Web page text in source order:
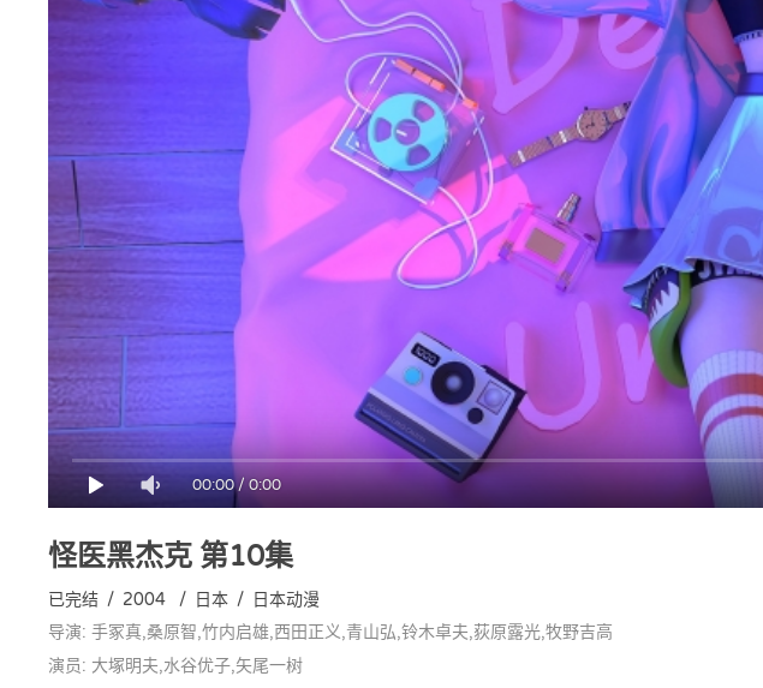
00:00/0:00
怪医黑杰克 第10集
已完结 / 2004 / 日本 / 日本动漫
导演: 手冢真,桑原智,竹内启雄,西田正义,青山弘,铃木卓夫,荻原露光,牧野吉高
演员: 大塚明夫,水谷优子,矢尾一树